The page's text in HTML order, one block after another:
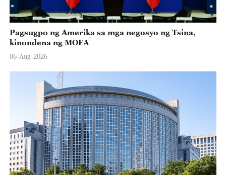
Pagsugpo ng Amerika sa mga negosyo ng Tsina,
kinondena ng MOFA
06-Aug-2026